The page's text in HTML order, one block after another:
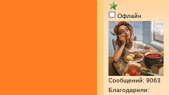
Офлайн
Сообщений: 9063
Благодарили: